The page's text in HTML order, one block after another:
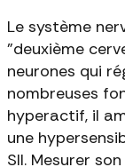
Le système
"deuxième
neurones qui
nombreuses
hyperactif, il
une
SII. Mesurer